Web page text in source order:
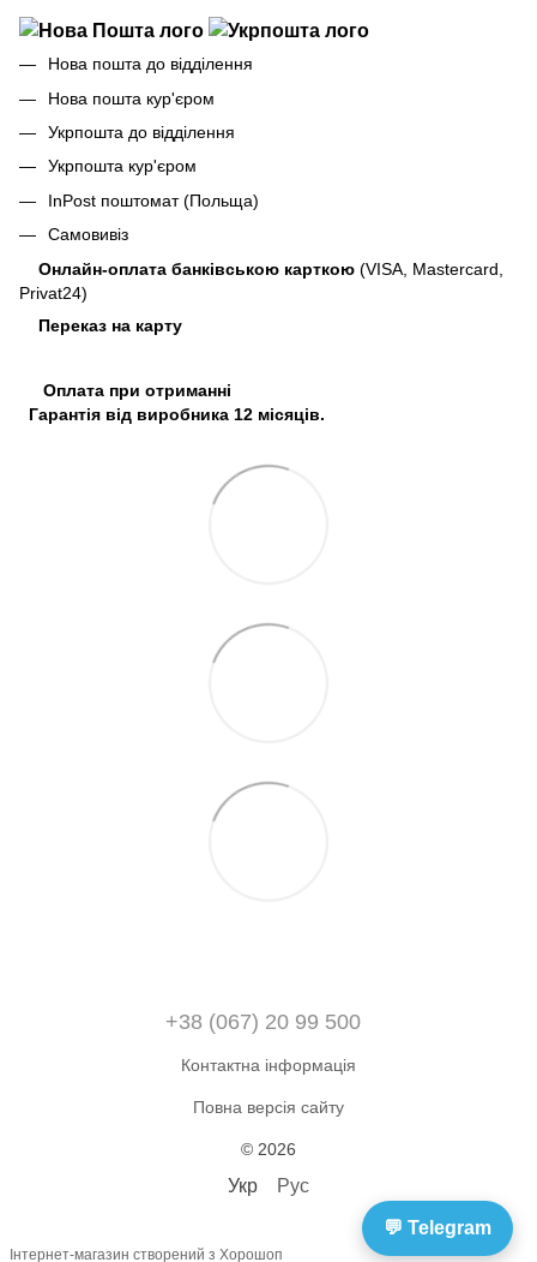
Нова пошта до відділення
Нова пошта кур'єром
Укрпошта до відділення
Укрпошта кур'єром
InPost поштомат (Польща)
Самовивіз
Онлайн-оплата банківською карткою (VISA, Mastercard,
Privat24)
Переказ на карту
Оплата при отриманні
Гарантія від виробника 12 місяців.
+38 (067) 20 99 500
Контактна інформація
Повна версія сайту
© 2026
Укр Рус
Інтернет-магазин створений з Хорошоп
💬 Telegram